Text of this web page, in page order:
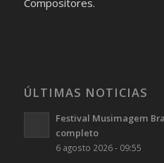
ÚLTIMAS NOTICIAS
Festival Musimagem
completo
6 agosto 2026 - 09:55